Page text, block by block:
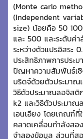
(Monte carlo
(Independent
size) น้อยคือ 50
และ 500 และระดับ
ระหว่างตัวแปรอิสระ
ประสิทธิภาพการประ
ปัญหาความสัมพันธ์เ
บริดจ์ด้วยตัวประมา
วิธีตัวประมาณลอจิสติ
k2 และวิธีตัวประมา
เอนเอียง โดยเกณฑ์ที่
คลาดเคลื่อนกำลังสอ
จำลองข้อมูล ส่วนที่ส